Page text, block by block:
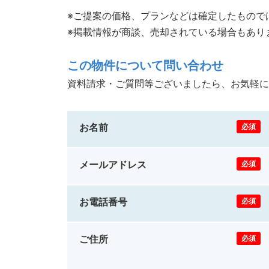
※ご提案の価格、プランなどは確定したもの
※掲載情報が商談、売却されている場合もあ
この物件について問い合わせ
資料請求・ご質問等ございましたら、お気軽
お名前 必須
メールアドレス 必須
お電話番号 必須
ご住所 必須